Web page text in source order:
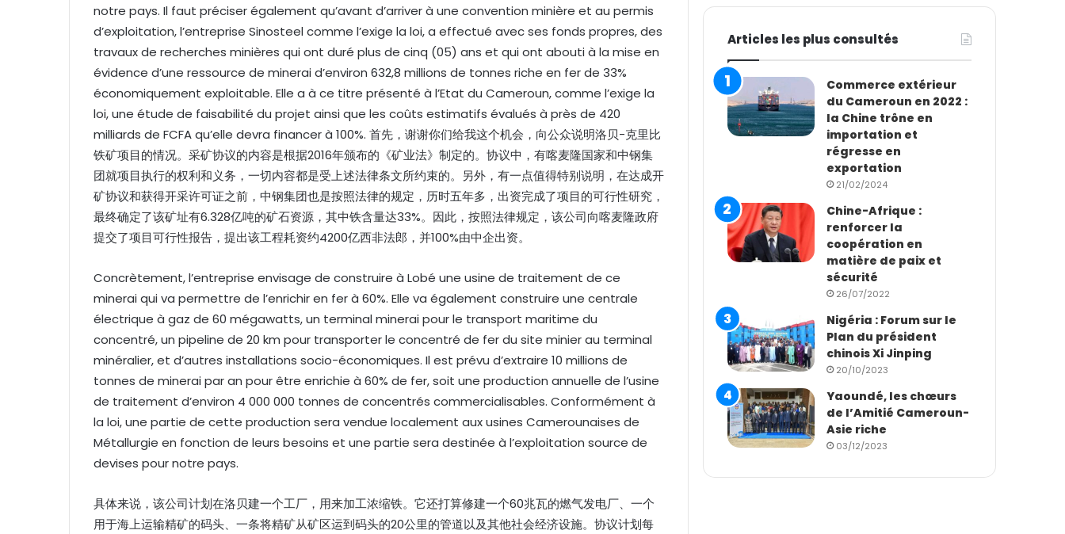
notre pays. Il faut préciser également qu’avant d’arriver à une convention minière et au permis
d’exploitation, l’entreprise Sinosteel comme l’exige la loi, a effectué avec ses fonds propres, des
travaux de recherches minières qui ont duré plus de cinq (05) ans et qui ont abouti à la mise en
évidence d’une ressource de minerai d’environ 632,8 millions de tonnes riche en fer de 33%
économiquement exploitable. Elle a à ce titre présenté à l’Etat du Cameroun, comme l’exige la
loi, une étude de faisabilité du projet ainsi que les coûts estimatifs évalués à près de 420
milliards de FCFA qu’elle devra financer à 100%. 首先，谢谢你们给我这个机会，向公众说明洛贝-克里比
铁矿项目的情况。采矿协议的内容是根据2016年颁布的《矿业法》制定的。协议中，有喀麦隆国家和中钢集
团就项目执行的权利和义务，一切内容都是受上述法律条文所约束的。另外，有一点值得特别说明，在达成开
矿协议和获得开采许可证之前，中钢集团也是按照法律的规定，历时五年多，出资完成了项目的可行性研究，
最终确定了该矿址有6.328亿吨的矿石资源，其中铁含量达33%。因此，按照法律规定，该公司向喀麦隆政府
提交了项目可行性报告，提出该工程耗资约4200亿西非法郎，并100%由中企出资。
Concrètement, l’entreprise envisage de construire à Lobé une usine de traitement de ce
minerai qui va permettre de l’enrichir en fer à 60%. Elle va également construire une centrale
électrique à gaz de 60 mégawatts, un terminal minerai pour le transport maritime du
concentré, un pipeline de 20 km pour transporter le concentré de fer du site minier au terminal
minéralier, et d’autres installations socio-économiques. Il est prévu d’extraire 10 millions de
tonnes de minerai par an pour être enrichie à 60% de fer, soit une production annuelle de l’usine
de traitement d’environ 4 000 000 tonnes de concentrés commercialisables. Conformément à
la loi, une partie de cette production sera vendue localement aux usines Camerounaises de
Métallurgie en fonction de leurs besoins et une partie sera destinée à l’exploitation source de
devises pour notre pays.
具体来说，该公司计划在洛贝建一个工厂，用来加工浓缩铁。它还打算修建一个60兆瓦的燃气发电厂、一个
用于海上运输精矿的码头、一条将精矿从矿区运到码头的20公里的管道以及其他社会经济设施。协议计划每
Articles les plus consultés
Commerce extérieur
du Cameroun en 2022 :
la Chine trône en
importation et
régresse en
exportation
21/02/2024
Chine-Afrique :
renforcer la
coopération en
matière de paix et
sécurité
26/07/2022
Nigéria : Forum sur le
Plan du président
chinois Xi Jinping
20/10/2023
Yaoundé, les chœurs
de l’Amitié Cameroun-
Asie riche
03/12/2023